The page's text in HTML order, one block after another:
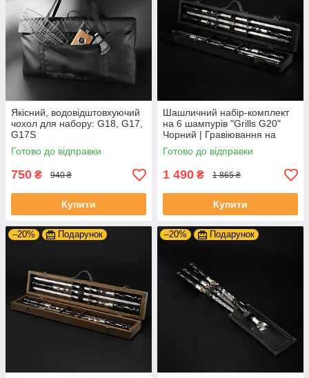
Якісний, водовідштовхуючий
чохол для набору: G18, G17,
G17S
Готово до відправки
750 ₴ 940 ₴
Купити
Шашличний набір-комплект
на 6 шампурів "Grills G20"
Чорний | Гравіювання на
замовлення
Готово до відправки
1 490 ₴ 1 865 ₴
Купити
–20% Подарунок –20% Подарунок